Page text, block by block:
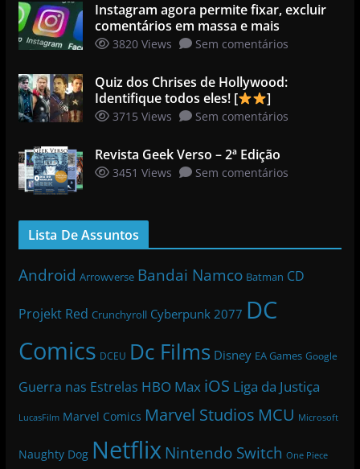
Instagram agora permite fixar, excluir
comentários em massa e mais
3820 Views Sem comentários
Quiz dos Chrises de Hollywood:
Identifique todos eles! [
]
3715 Views Sem comentários
Revista Geek Verso – 2ª Edição
3451 Views Sem comentários
Lista De Assuntos
Android Arrowverse Bandai Namco Batman CD
Projekt Red Crunchyroll Cyberpunk 2077 DC
Comics DCEU Dc Films Disney EA Games Google
Guerra nas Estrelas HBO Max iOS Liga da Justiça
LucasFilm Marvel Comics Marvel Studios MCU Microsoft
Naughty Dog Netflix Nintendo Switch One Piece